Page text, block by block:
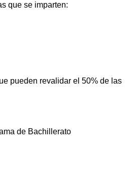
que se imparten:
pueden revalidar el 50% de las
de Bachillerato